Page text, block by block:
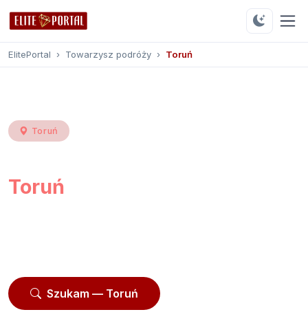
ElitePortal › Towarzysz podróży › Toruń
Toruń
Toruń
Szukam — Toruń